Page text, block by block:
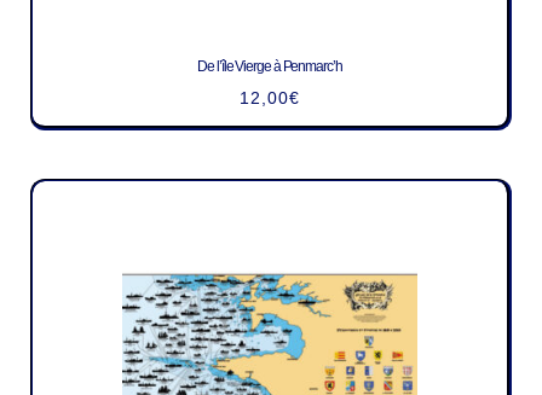
De l’île Vierge à Penmarc’h
12,00€